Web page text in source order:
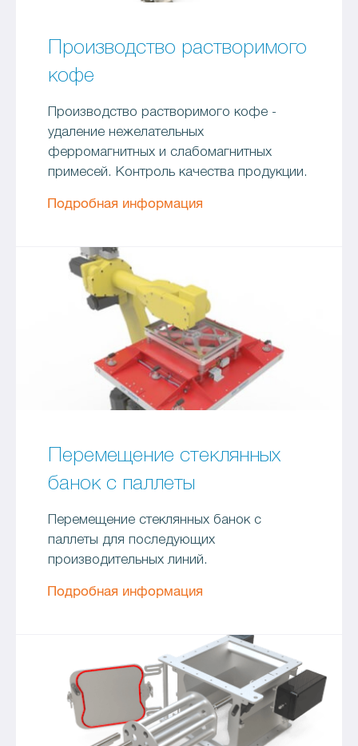
Производство растворимого
кофе
Производство растворимого кофе -
удаление нежелательных
ферромагнитных и слабомагнитных
примесей. Контроль качества продукции.
Подробная информация
Перемещение стеклянных
банок с паллеты
Перемещение стеклянных банок с
паллеты для последующих
производительных линий.
Подробная информация